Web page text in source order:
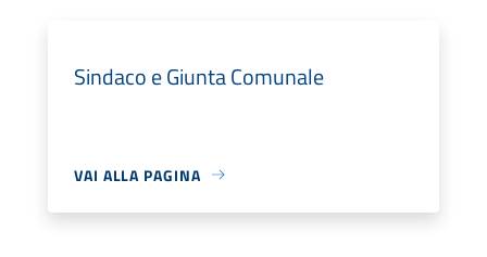
Sindaco e Giunta Comunale
VAI ALLA PAGINA